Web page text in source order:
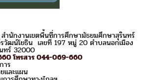
ำนักงานเขตพื้นที่การศึกษามัธยมศึกษาสุรินทร์
รวัฒน์โยธิน เลขที่ 197 หมู่ 20 ตำบลนอกเมือง
ทร์ 32000
โทรสาร 044-069-660
าร
และแผน